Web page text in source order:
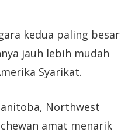
kedua paling besar
jauh lebih mudah
Syarikat.
Northwest
amat menarik